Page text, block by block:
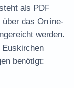
als PDF
das Online-
werden.
Euskirchen
benötigt: